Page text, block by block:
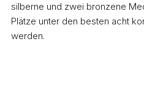
silberne und zwei bronzene
Plätze unter den besten acht
werden.